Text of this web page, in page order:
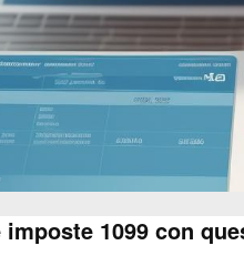
1099 con